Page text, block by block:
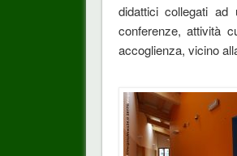
didattici collegati ad
conferenze, attività
accoglienza, vicino